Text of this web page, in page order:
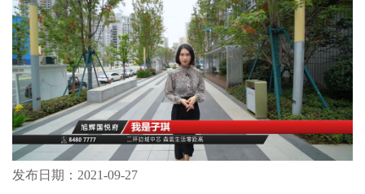
发布日期：2021-09-27